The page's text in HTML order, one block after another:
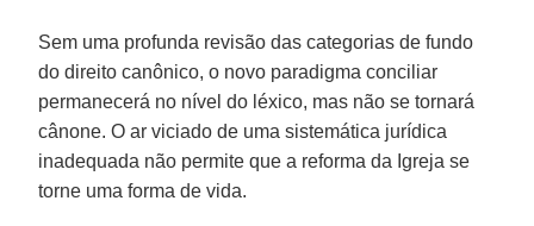
Sem uma profunda revisão das categorias de fundo
do direito canônico, o novo paradigma conciliar
permanecerá no nível do léxico, mas não se tornará
cânone. O ar viciado de uma sistemática jurídica
inadequada não permite que a reforma da Igreja se
torne uma forma de vida.